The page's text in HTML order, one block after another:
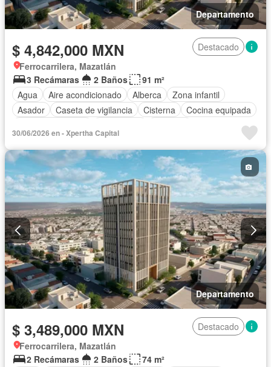
Departamento
$ 4,842,000 MXN
Destacado
Ferrocarrilera, Mazatlán
3 Recámaras
2 Baños
91 m²
Agua
Aire acondicionado Alberca
Zona infantil
Asador
Caseta de vigilancia Cisterna
Cocina equipada
Estacionamiento
Gimnasio
Despacho
Recámara con closet Azotea
Seguridad
Terraza
Wifi Sin amueblar
30/06/2026 en - Xpertha Capital
Departamento
$ 3,489,000 MXN
Destacado
Ferrocarrilera, Mazatlán
2 Recámaras
2 Baños
74 m²